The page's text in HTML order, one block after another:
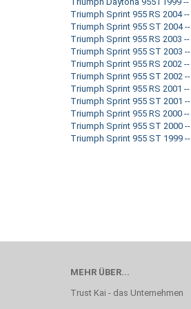
Triumph Sprint 955 RS 2004 --
Triumph Sprint 955 ST 2004 --
Triumph Sprint 955 RS 2003 --
Triumph Sprint 955 ST 2003 --
Triumph Sprint 955 RS 2002 --
Triumph Sprint 955 ST 2002 --
Triumph Sprint 955 RS 2001 --
Triumph Sprint 955 ST 2001 --
Triumph Sprint 955 RS 2000 --
Triumph Sprint 955 ST 2000 --
Triumph Sprint 955 ST 1999 --
MEHR ÜBER...
Trust Kai - das Unternehmen